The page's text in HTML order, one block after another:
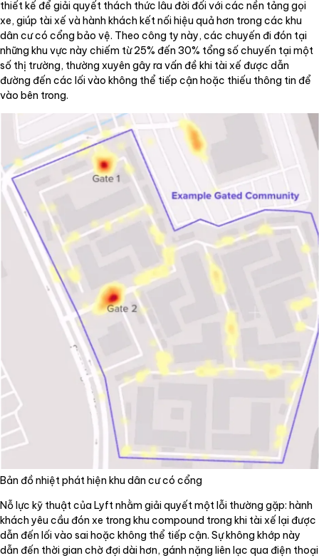
thiết kế để giải quyết thách thức lâu đời đối với các nền tảng gọi
xe, giúp tài xế và hành khách kết nối hiệu quả hơn trong các khu
dân cư có cổng bảo vệ. Theo công ty này, các chuyến đi đón tại
những khu vực này chiếm từ 25% đến 30% tổng số chuyến tại một
số thị trường, thường xuyên gây ra vấn đề khi tài xế được dẫn
đường đến các lối vào không thể tiếp cận hoặc thiếu thông tin để
vào bên trong.
Bản đồ nhiệt phát hiện khu dân cư có cổng
Nỗ lực kỹ thuật của Lyft nhằm giải quyết một lỗi thường gặp: hành
khách yêu cầu đón xe trong khu compound trong khi tài xế lại được
dẫn đến lối vào sai hoặc không thể tiếp cận. Sự không khớp này
dẫn đến thời gian chờ đợi dài hơn, gánh nặng liên lạc qua điện thoại